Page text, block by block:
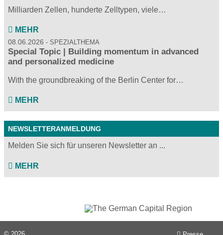
Milliarden Zellen, hunderte Zelltypen, viele…
MEHR
08.06.2026 SPEZIALTHEMA
Special Topic | Building momentum in advanced
and personalized medicine
With the groundbreaking of the Berlin Center for…
MEHR
NEWSLETTERANMELDUNG
Melden Sie sich für unseren Newsletter an ...
MEHR